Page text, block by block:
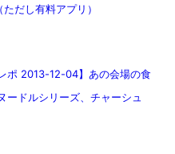
だし有料アプリ）
ポ 2013-12-04】あの会場の食
ードルシリーズ、チャーシュ